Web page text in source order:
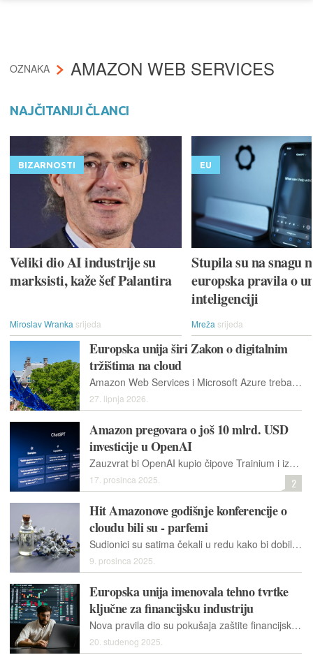
OZNAKA AMAZON WEB SERVICES
NAJČITANIJI ČLANCI
BIZARNOSTI
Veliki dio AI industrije su
marksisti, kaže šef Palantira
Miroslav Wranka srijeda
EU
Stupila su na snagu
europska pravila o
inteligenciji
Mreža srijeda
Europska unija širi Zakon o digitalnim
tržištima na cloud
Amazon Web Services i Microsoft Azure trebaju potpasti pod pravila Europske unije o digitalnoj dominaciji, kaže Europska komisija.
27. lipnja 2026.
Amazon pregovara o još 10 mlrd. USD
investicije u OpenAI
Zauzvrat bi OpenAI kupio čipove Trainium i iznajmio dodatne kapacitete podatkovnih centara kojima upravlja Amazon Web Services. Amazon i dalje ne bi imao pristup najnaprednijim modelima.
17. prosinca 2025. 2
Hit Amazonove godišnje konferencije o
cloudu bili su - parfemi
Sudionici su satima čekali u redu kako bi dobili priliku izraditi parfem po mjeri uz pomoć softvera za generativnu umjetnu inteligenciju Nova.
9. prosinca 2025.
Europska unija imenovala tehno tvrtke
ključne za financijsku industriju
Nova pravila dio su pokušaja zaštite financijskog sektora Unije od rizika povezanih s njegovim oslanjanjem na vanjske pružatelje tehnologije.
20. studenog 2025.